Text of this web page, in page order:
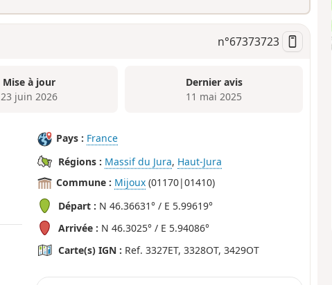
n°67373723
Mise à jour
23 juin 2026
Dernier avis
11 mai 2025
Pays : France
Régions : Massif du Jura, Haut-Jura
Commune : Mijoux (01170|01410)
Départ : N 46.36631° / E 5.99619°
Arrivée : N 46.3025° / E 5.94086°
Carte(s) IGN : Ref. 3327ET, 3328OT, 3429OT